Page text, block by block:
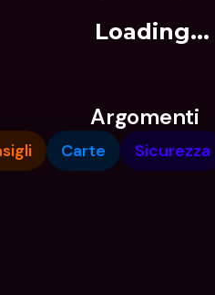
Loading...
Argomenti
Carte Sicurezza